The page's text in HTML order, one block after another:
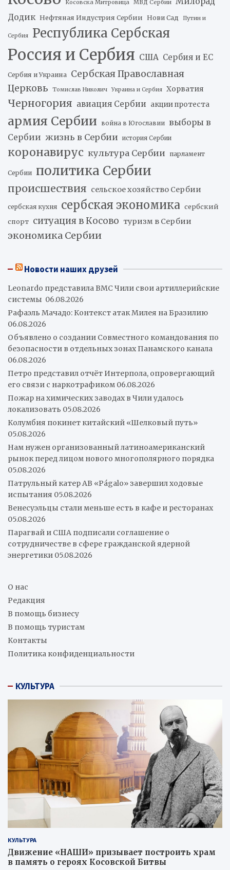
Косовска Митровица МВД Сербии
Додик Нефтяная Индустрия Сербии Нови Сад Путин и
Сербия Республика Сербская
Россия и Сербия США Сербия и ЕС
Сербия и Украина
Сербская Православная
Церковь
Томислав Николич Украина и Сербия Хорватия
Черногория авиация Сербии акции протеста
армия Сербии война в Югославии
выборы в
Сербии жизнь в Сербии история Сербии
коронавирус культура Сербии парламент
Сербии политика Сербии
происшествия сельское хозяйство Сербии
сербская кухня сербская экономика сербский
спорт ситуация в Косово туризм в Сербии
экономика Сербии
Новости наших друзей
Leonardo представила ВМС Чили свои артиллерийские
системы 06.08.2026
Рафаэль Мачадо: Контекст атак Милея на Бразилию
06.08.2026
Объявлено о создании Совместного командования по
безопасности в отдельных зонах Панамского канала
06.08.2026
Петро представил отчёт Интерпола, опровергающий
его связи с наркотрафиком 06.08.2026
Пожар на химических заводах в Чили удалось
локализовать 05.08.2026
Колумбия покинет китайский «Шелковый путь»
05.08.2026
Нам нужен организованный латиноамериканский
рынок перед лицом нового многополярного порядка
05.08.2026
Патрульный катер AB «Págalo» завершил ходовые
испытания 05.08.2026
Венесуэльцы стали меньше есть в кафе и ресторанах
05.08.2026
Парагвай и США подписали соглашение о
сотрудничестве в сфере гражданской ядерной
энергетики 05.08.2026
О нас
Редакция
В помощь бизнесу
В помощь туристам
Контакты
Политика конфиденциальности
КУЛЬТУРА
КУЛЬТУРА
Движение «НАШИ» призывает построить храм
в память о героях Косовской Битвы